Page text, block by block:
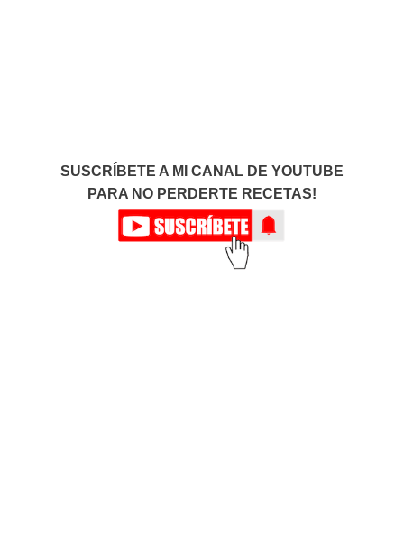
SUSCRÍBETE A MI CANAL DE YOUTUBE
PARA NO PERDERTE RECETAS!